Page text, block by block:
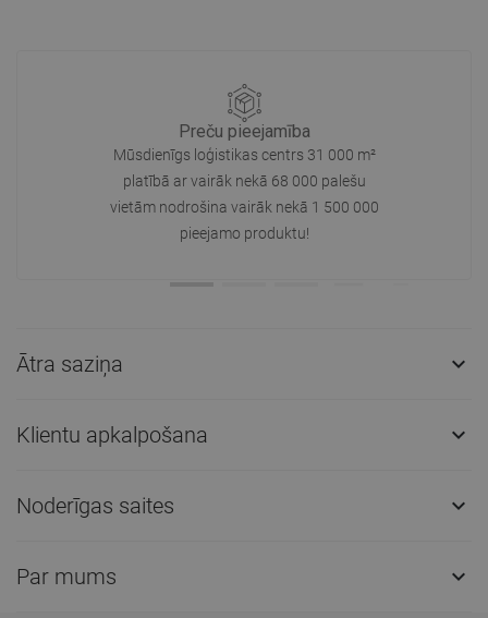
Preču pieejamība
Mūsdienīgs loģistikas centrs 31 000 m²
platībā ar vairāk nekā 68 000 palešu
vietām nodrošina vairāk nekā 1 500 000
pieejamo produktu!
Ātra saziņa 
Klientu apkalpošana 
Noderīgas saites 
Par mums 